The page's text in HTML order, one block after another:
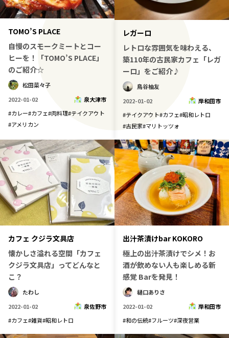
TOMO’S PLACE
自慢のスモークミートとコー
ヒーを！「TOMO’S PLACE」
のご紹介☆
松田菜々子
2022-01-02
泉大津市
#カレー#カフェ#肉料理#テイクアウト
#アメリカン
レガーロ
レトロな雰囲気を味わえる、
築110年の古民家カフェ「レガ
ーロ」をご紹介♪
鳥谷柚友
2022-01-02
岸和田市
#テイクアウト#カフェ#昭和レトロ
#古民家#マリトッツォ
カフェ クジラ文具店
懐かしさ溢れる空間「カフェ
クジラ文具店」ってどんなと
こ？
たわし
2022-01-02
泉佐野市
#カフェ#雑貨#昭和レトロ
出汁茶漬けbar KOKORO
極上の出汁茶漬けでシメ！お
酒が飲めない人も楽しめる新
感覚 Barを発見！
樋口ありさ
2022-01-02
岸和田市
#和の伝統#フルーツ#深夜営業